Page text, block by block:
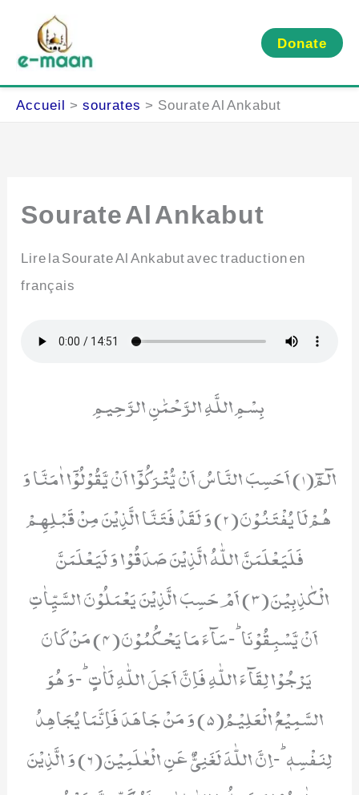
contenu
Donate
Accueil sourates Sourate Al Ankabut
Sourate Al Ankabut
Lire la Sourate Al Ankabut avec traduction en
français
بِسْمِ اللَّهِ الرَّحْمَٰنِ الرَّحِيمِ
الٓمّٓ(1) اَحَسِبَ النَّاسُ اَنْ یُّتْرَكُوْۤا اَنْ یَّقُوْلُوْۤا اٰمَنَّا وَ
هُمْ لَا یُفْتَنُوْنَ(2) وَ لَقَدْ فَتَنَّا الَّذِیْنَ مِنْ قَبْلِهِمْ
فَلَیَعْلَمَنَّ اللّٰهُ الَّذِیْنَ صَدَقُوْا وَ لَیَعْلَمَنَّ
الْكٰذِبِیْنَ(3) اَمْ حَسِبَ الَّذِیْنَ یَعْمَلُوْنَ السَّیِّاٰتِ
اَنْ یَّسْبِقُوْنَاؕ-سَآءَ مَا یَحْكُمُوْنَ(4) مَنْ كَانَ
یَرْجُوْا لِقَآءَ اللّٰهِ فَاِنَّ اَجَلَ اللّٰهِ لَاٰتٍؕ-وَ هُوَ
السَّمِیْعُ الْعَلِیْمُ(5) وَ مَنْ جَاهَدَ فَاِنَّمَا یُجَاهِدُ
لِنَفْسِهٖؕ-اِنَّ اللّٰهَ لَغَنِیٌّ عَنِ الْعٰلَمِیْنَ(6) وَ الَّذِیْنَ